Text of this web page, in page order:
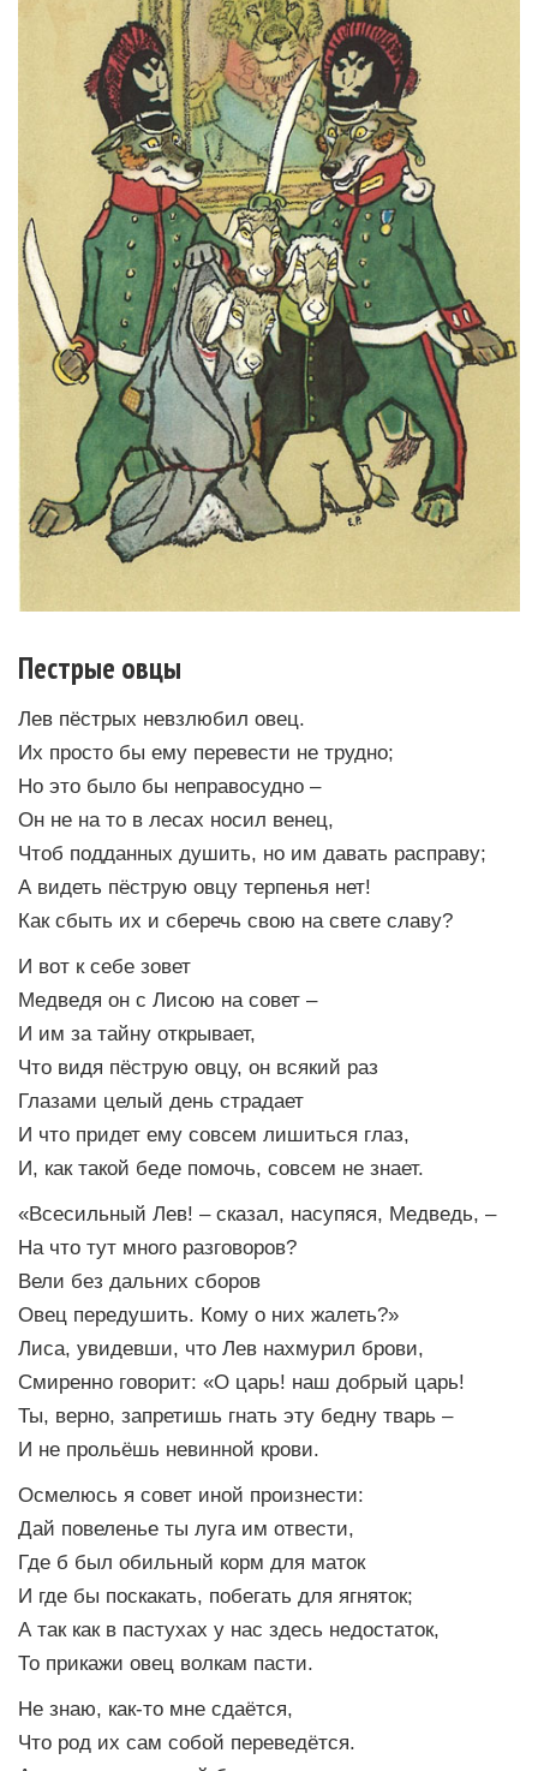
Пестрые овцы
Лев пёстрых невзлюбил овец.
Их просто бы ему перевести не трудно;
Но это было бы неправосудно –
Он не на то в лесах носил венец,
Чтоб подданных душить, но им давать расправу;
А видеть пёструю овцу терпенья нет!
Как сбыть их и сберечь свою на свете славу?
И вот к себе зовет
Медведя он с Лисою на совет –
И им за тайну открывает,
Что видя пёструю овцу, он всякий раз
Глазами целый день страдает
И что придет ему совсем лишиться глаз,
И, как такой беде помочь, совсем не знает.
«Всесильный Лев! – сказал, насупяся, Медведь, –
На что тут много разговоров?
Вели без дальних сборов
Овец передушить. Кому о них жалеть?»
Лиса, увидевши, что Лев нахмурил брови,
Смиренно говорит: «О царь! наш добрый царь!
Ты, верно, запретишь гнать эту бедну тварь –
И не прольёшь невинной крови.
Осмелюсь я совет иной произнести:
Дай повеленье ты луга им отвести,
Где б был обильный корм для маток
И где бы поскакать, побегать для ягняток;
А так как в пастухах у нас здесь недостаток,
То прикажи овец волкам пасти.
Не знаю, как-то мне сдаётся,
Что род их сам собой переведётся.